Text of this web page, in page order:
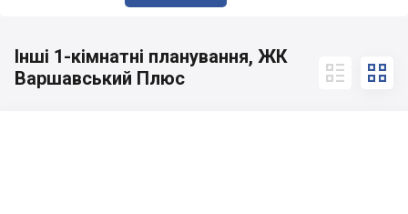
Інші 1-кімнатні планування, ЖК
Варшавський Плюс
 